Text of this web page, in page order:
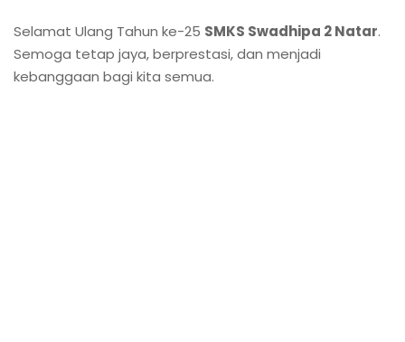
Selamat Ulang Tahun ke-25 SMKS Swadhipa 2 Natar.
Semoga tetap jaya, berprestasi, dan menjadi
kebanggaan bagi kita semua.